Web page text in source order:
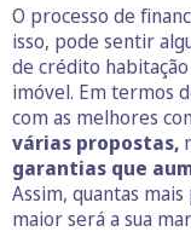
O processo de
isso, pode sentir
de crédito
imóvel. Em termos
com as melhores
várias propostas,
garantias que
Assim, quantas
maior será a sua